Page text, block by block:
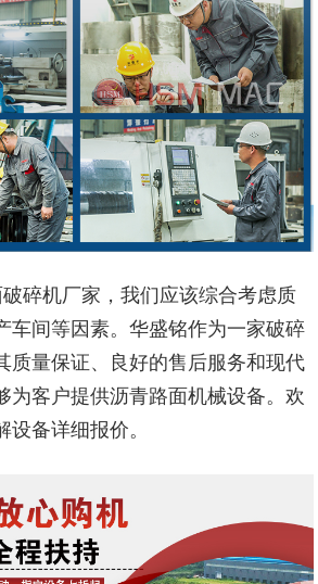
碎机厂家，我们应该综合考虑质
车间等因素。华盛铭作为一家破碎
质量保证、良好的售后服务和现代
为客户提供沥青路面机械设备。欢
备详细报价。